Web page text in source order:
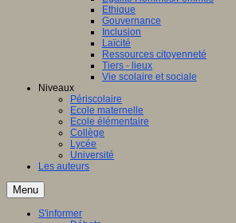
Ethique
Gouvernance
Inclusion
Laïcité
Ressources citoyenneté
Tiers - lieux
Vie scolaire et sociale
Niveaux
Périscolaire
Ecole maternelle
Ecole élémentaire
Collège
Lycée
Université
Les auteurs
Menu
S'informer